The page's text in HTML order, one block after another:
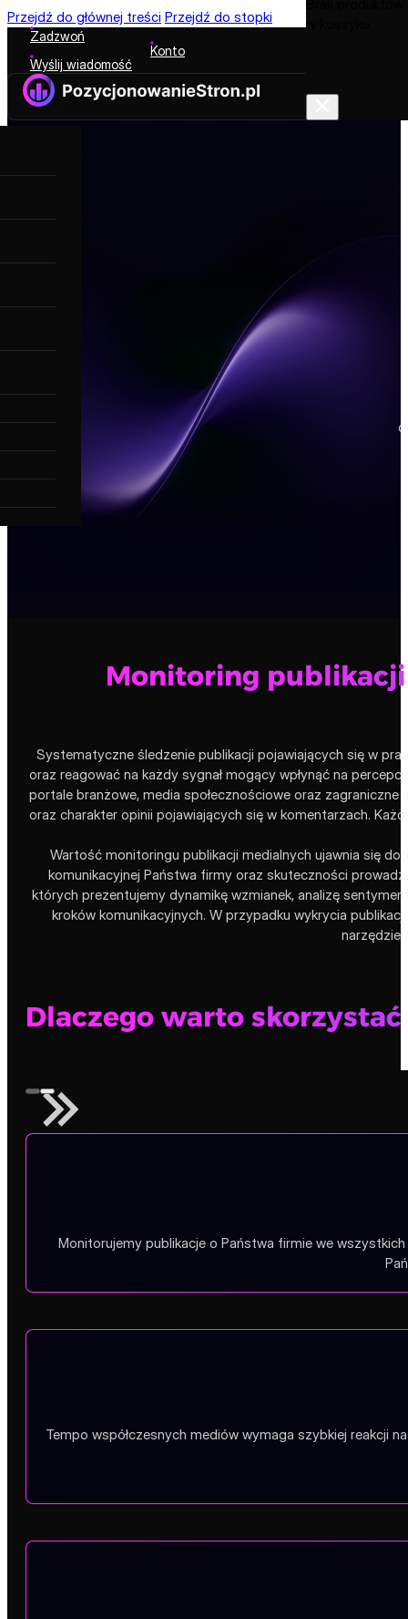
Przejdź do głównej treści Przejdź do stopki
Zadzwoń
Wyślij wiadomość
Konto
Monitoring
Systematyczne śledzenie publikacji pojawiających się w
oraz reagować na każdy sygnał mogący wpłynąć na
portale branżowe, media społecznościowe oraz
oraz charakter opinii pojawiających się w komentarzach.
Wartość monitoringu publikacji medialnych ujawnia się
komunikacyjnej Państwa firmy oraz skuteczności
których prezentujemy dynamikę wzmianek, analizę
kroków komunikacyjnych. W przypadku wykrycia
narzędzie
Dlaczego warto
Monitorujemy publikacje o Państwa firmie we
Tempo współczesnych mediów wymaga szybkiej reakcji